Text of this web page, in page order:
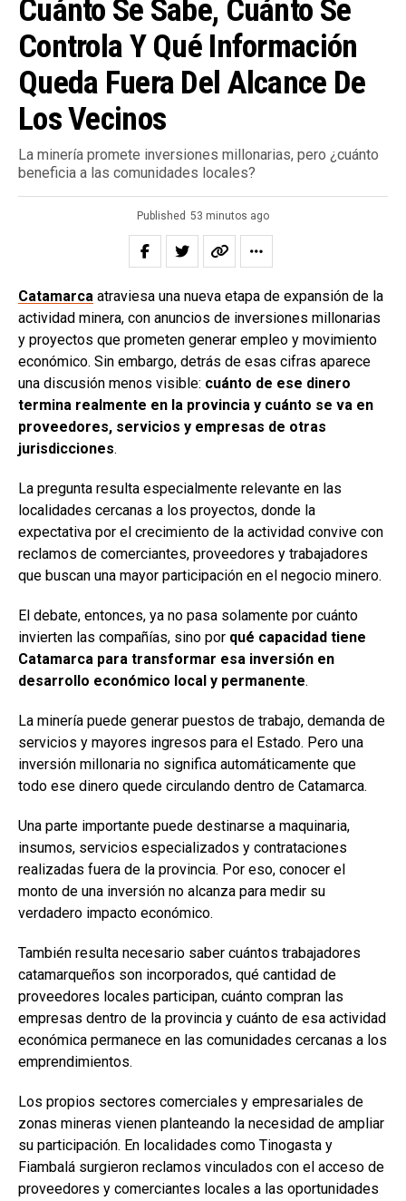
Cuánto Se Sabe, Cuánto Se
Controla Y Qué Información
Queda Fuera Del Alcance De
Los Vecinos
La minería promete inversiones millonarias, pero ¿cuánto
beneficia a las comunidades locales?
Published 53 minutos ago
Catamarca atraviesa una nueva etapa de expansión de la
actividad minera, con anuncios de inversiones millonarias
y proyectos que prometen generar empleo y movimiento
económico. Sin embargo, detrás de esas cifras aparece
una discusión menos visible: cuánto de ese dinero
termina realmente en la provincia y cuánto se va en
proveedores, servicios y empresas de otras
jurisdicciones.
La pregunta resulta especialmente relevante en las
localidades cercanas a los proyectos, donde la
expectativa por el crecimiento de la actividad convive con
reclamos de comerciantes, proveedores y trabajadores
que buscan una mayor participación en el negocio minero.
El debate, entonces, ya no pasa solamente por cuánto
invierten las compañías, sino por qué capacidad tiene
Catamarca para transformar esa inversión en
desarrollo económico local y permanente.
La minería puede generar puestos de trabajo, demanda de
servicios y mayores ingresos para el Estado. Pero una
inversión millonaria no significa automáticamente que
todo ese dinero quede circulando dentro de Catamarca.
Una parte importante puede destinarse a maquinaria,
insumos, servicios especializados y contrataciones
realizadas fuera de la provincia. Por eso, conocer el
monto de una inversión no alcanza para medir su
verdadero impacto económico.
También resulta necesario saber cuántos trabajadores
catamarqueños son incorporados, qué cantidad de
proveedores locales participan, cuánto compran las
empresas dentro de la provincia y cuánto de esa actividad
económica permanece en las comunidades cercanas a los
emprendimientos.
Los propios sectores comerciales y empresariales de
zonas mineras vienen planteando la necesidad de ampliar
su participación. En localidades como Tinogasta y
Fiambalá surgieron reclamos vinculados con el acceso de
proveedores y comerciantes locales a las oportunidades